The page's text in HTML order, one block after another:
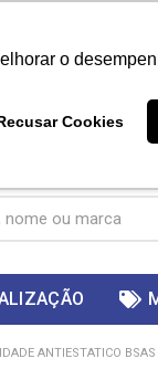
o
Cookies
ANTIESTATICO